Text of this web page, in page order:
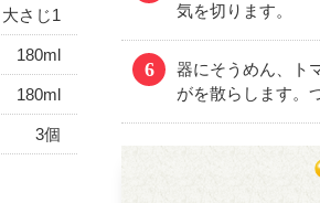
大さじ1
180ml
180ml
3個
気を切ります。
6
器にそうめん、ト
がを散らします。